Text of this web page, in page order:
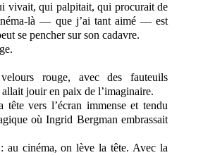
vivait, qui palpitait, qui procurait de
là — que j’ai tant aimé — est
se pencher sur son cadavre.
rouge, avec des fauteuils
jouir en paix de l’imaginaire.
vers l’écran immense et tendu
où Ingrid Bergman embrassait
au cinéma, on lève la tête. Avec la